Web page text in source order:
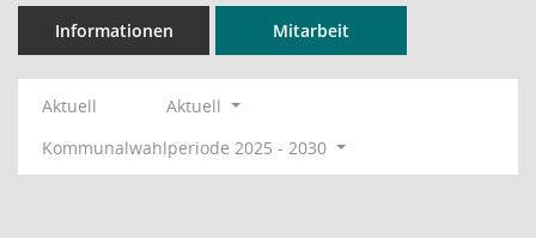
Informationen Mitarbeit
Aktuell
Aktuell
Kommunalwahlperiode 2025 - 2030